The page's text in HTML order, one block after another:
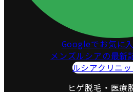
Googleでお気に
メンズルシアの最新
ルシアクリニ
ヒゲ脱毛・医療